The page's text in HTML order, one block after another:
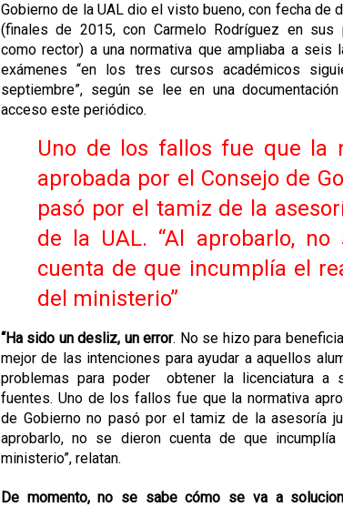
Gobierno de la UAL dio el visto bueno, con fecha de
(finales de 2015, con Carmelo Rodríguez en sus
como rector) a una normativa que ampliaba a seis
exámenes “en los tres cursos académicos
septiembre”, según se lee en una
acceso este periódico.
Uno de los fallos fue que la
aprobada por el Consejo de
pasó por el tamiz de la
de la UAL. “Al aprobarlo, no
cuenta de que incumplía el
del ministerio”
“Ha sido un desliz, un error. No se hizo para
mejor de las intenciones para ayudar a aquellos
problemas para poder obtener la licenciatura a
fuentes. Uno de los fallos fue que la normativa
de Gobierno no pasó por el tamiz de la asesoría
aprobarlo, no se dieron cuenta de que
ministerio”, relatan.
De momento, no se sabe cómo se va a